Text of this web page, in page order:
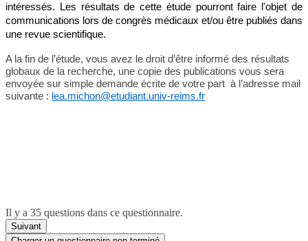
intéressés. Les résultats de cette étude pourront faire l'objet de
communications lors de congrès médicaux et/ou être publiés dans
une revue scientifique.
A la fin de l’étude, vous avez le droit d’être informé des résultats
globaux de la recherche, une copie des publications vous sera
envoyée sur simple demande écrite de votre part à l’adresse mail
suivante : lea.michon@etudiant.univ-reims.fr
Il y a 35 questions dans ce questionnaire.
Suivant